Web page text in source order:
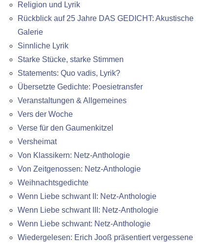
Religion und Lyrik
Rückblick auf 25 Jahre DAS GEDICHT: Akustische
Galerie
Sinnliche Lyrik
Starke Stücke, starke Stimmen
Statements: Quo vadis, Lyrik?
Übersetzte Gedichte: Poesietransfer
Veranstaltungen & Allgemeines
Vers der Woche
Verse für den Gaumenkitzel
Versheimat
Von Klassikern: Netz-Anthologie
Von Zeitgenossen: Netz-Anthologie
Weihnachtsgedichte
Wenn Liebe schwant II: Netz-Anthologie
Wenn Liebe schwant III: Netz-Anthologie
Wenn Liebe schwant: Netz-Anthologie
Wiedergelesen: Erich Jooß präsentiert vergessene